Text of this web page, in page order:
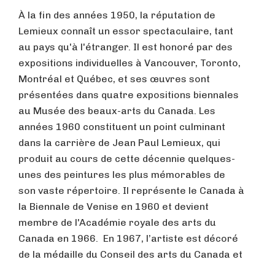
À la fin des années 1950, la réputation de
Lemieux connaît un essor spectaculaire, tant
au pays qu'à l'étranger. Il est honoré par des
expositions individuelles à Vancouver, Toronto,
Montréal et Québec, et ses œuvres sont
présentées dans quatre expositions biennales
au Musée des beaux-arts du Canada. Les
années 1960 constituent un point culminant
dans la carrière de Jean Paul Lemieux, qui
produit au cours de cette décennie quelques-
unes des peintures les plus mémorables de
son vaste répertoire. Il représente le Canada à
la Biennale de Venise en 1960 et devient
membre de l'Académie royale des arts du
Canada en 1966. En 1967, l’artiste est décoré
de la médaille du Conseil des arts du Canada et